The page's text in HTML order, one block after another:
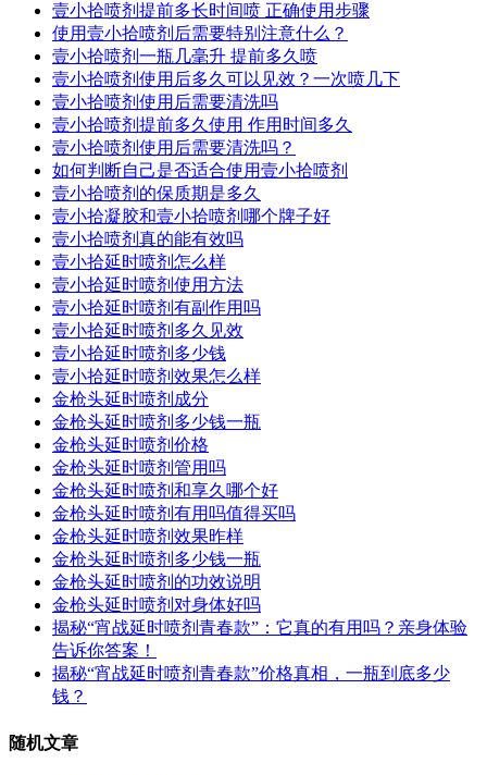
壹小拾喷剂提前多长时间喷 正确使用步骤
使用壹小拾喷剂后需要特别注意什么？
壹小拾喷剂一瓶几毫升 提前多久喷
壹小拾喷剂使用后多久可以见效？一次喷几下
壹小拾喷剂使用后需要清洗吗
壹小拾喷剂提前多久使用 作用时间多久
壹小拾喷剂使用后需要清洗吗？
如何判断自己是否适合使用壹小拾喷剂
壹小拾喷剂的保质期是多久
壹小拾凝胶和壹小拾喷剂哪个牌子好
壹小拾喷剂真的能有效吗
壹小拾延时喷剂怎么样
壹小拾延时喷剂使用方法
壹小拾延时喷剂有副作用吗
壹小拾延时喷剂多久见效
壹小拾延时喷剂多少钱
壹小拾延时喷剂效果怎么样
金枪头延时喷剂成分
金枪头延时喷剂多少钱一瓶
金枪头延时喷剂价格
金枪头延时喷剂管用吗
金枪头延时喷剂和享久哪个好
金枪头延时喷剂有用吗值得买吗
金枪头延时喷剂效果昨样
金枪头延时喷剂多少钱一瓶
金枪头延时喷剂的功效说明
金枪头延时喷剂对身体好吗
揭秘“宵战延时喷剂青春款”：它真的有用吗？亲身体验
告诉你答案！
揭秘“宵战延时喷剂青春款”价格真相，一瓶到底多少
钱？
随机文章